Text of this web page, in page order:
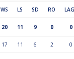
WS LS SD RO
20 11 9 0 0
17 11 6 2 0